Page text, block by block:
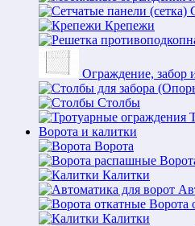
Крепежи
Ограждение, забор
Столбы
Ворота и калитки
Ворота
Калитки
Ворота
Калитки